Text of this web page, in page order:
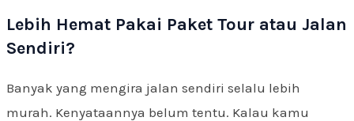
Lebih Hemat Pakai Paket Tour atau Jalan
Sendiri?
Banyak yang mengira jalan sendiri selalu lebih
murah. Kenyataannya belum tentu. Kalau kamu